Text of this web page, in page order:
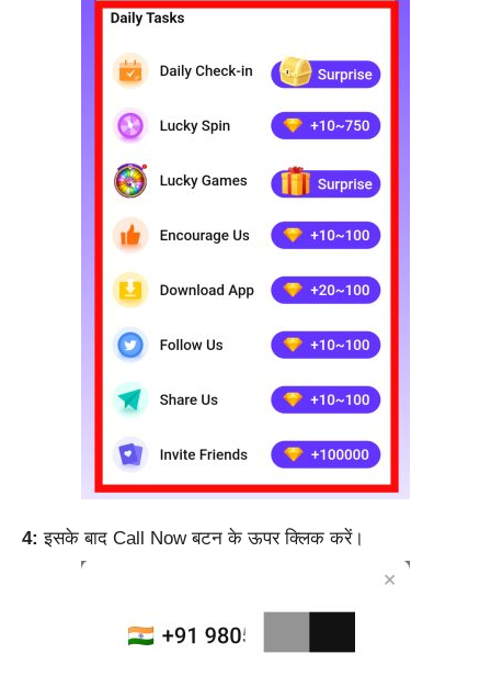
4: इसके बाद Call Now बटन के ऊपर क्लिक करें।